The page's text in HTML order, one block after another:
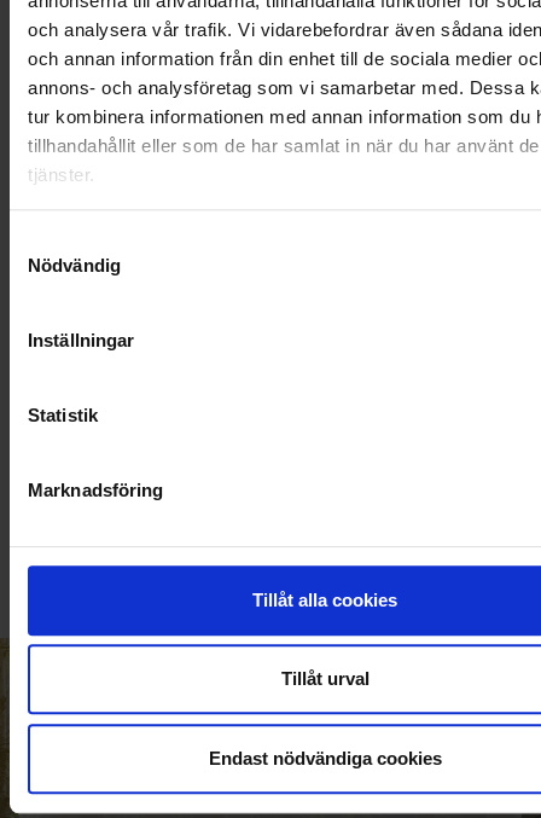
och analysera vår trafik. Vi vidarebefordrar även sådana
och annan information från din enhet till de sociala medier
annons- och analysföretag som vi samarbetar med. Dessa
tur kombinera informationen med annan information som du
tillhandahållit eller som de har samlat in när du har använt
tjänster.
Nödvändig
Inställningar
Statistik
Marknadsföring
Tillåt alla cookies
Tillåt urval
Endast nödvändiga cookies
SOCIALT ANSVAR
VELLINGE
010-45 00 200​
HELT ENKELT HÅLLBART
Den gemensamma nämnaren i
Ohlssonsgruppen är vårt hållbara
engagemang.